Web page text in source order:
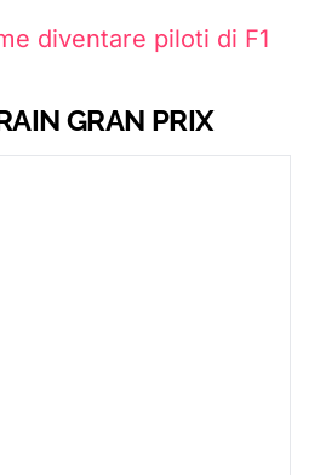
diventare piloti di F1
GRAN PRIX